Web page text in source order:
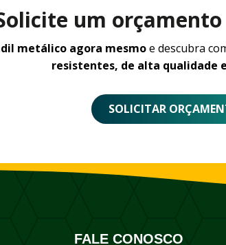
um
metálico agora mesmoe descubra
resistentes, de alta qualidade
SOLICITAR
FALE CONOSCO